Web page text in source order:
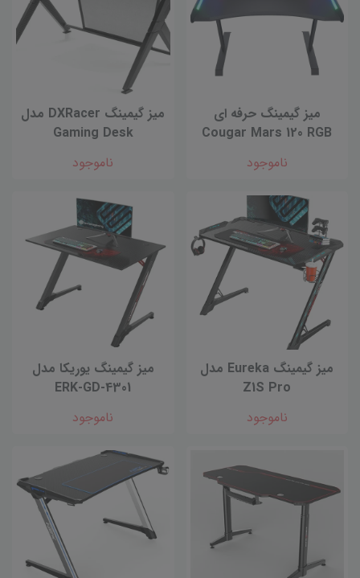
میز گیمینگ حرفه ای
Cougar Mars 120 RGB
ناموجود
میز گیمینگ DXRacer مدل
Gaming Desk
ناموجود
میز گیمینگ Eureka مدل
Z1S Pro
ناموجود
میز گیمینگ یوریکا مدل
ERK-GD-4301
ناموجود